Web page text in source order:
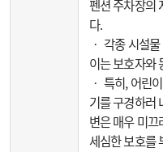
펜션 주차장의
다.
‧ 각종 시설
이는 보호자와
‧ 특히, 어린
기를 구경하러
변은 매우 미
세심한 보호를